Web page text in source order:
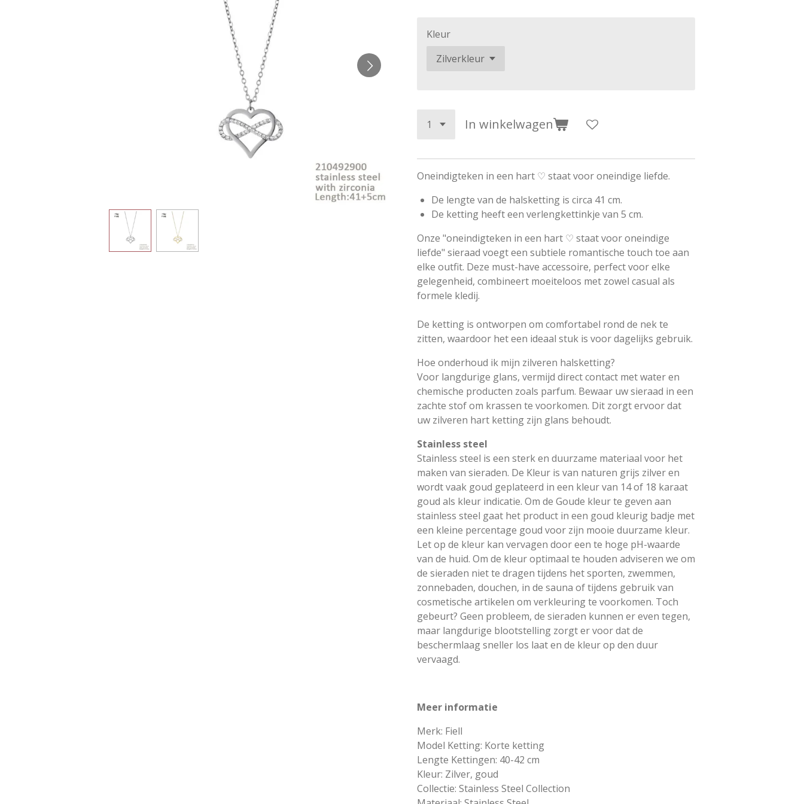
Kleur
In winkelwagen
Oneindigteken in een hart ♡ staat voor oneindige liefde.
De lengte van de halsketting is circa 41 cm.
De ketting heeft een verlengkettinkje van 5 cm.
Onze "oneindigteken in een hart ♡ staat voor oneindige
liefde" sieraad voegt een subtiele romantische touch toe aan
elke outfit. Deze must-have accessoire, perfect voor elke
gelegenheid, combineert moeiteloos met zowel casual als
formele kledij.
De ketting is ontworpen om comfortabel rond de nek te
zitten, waardoor het een ideaal stuk is voor dagelijks gebruik.
Hoe onderhoud ik mijn zilveren halsketting?
Voor langdurige glans, vermijd direct contact met water en
chemische producten zoals parfum. Bewaar uw sieraad in een
zachte stof om krassen te voorkomen. Dit zorgt ervoor dat
uw zilveren hart ketting zijn glans behoudt.
Stainless steel
Stainless steel is een sterk en duurzame materiaal voor het
maken van sieraden. De Kleur is van naturen grijs zilver en
wordt vaak goud geplateerd in een kleur van 14 of 18 karaat
goud als kleur indicatie. Om de Goude kleur te geven aan
stainless steel gaat het product in een goud kleurig badje met
een kleine percentage goud voor zijn mooie duurzame kleur.
Let op de kleur kan vervagen door een te hoge pH-waarde
van de huid. Om de kleur optimaal te houden adviseren we om
de sieraden niet te dragen tijdens het sporten, zwemmen,
zonnebaden, douchen, in de sauna of tijdens gebruik van
cosmetische artikelen om verkleuring te voorkomen. Toch
gebeurt? Geen probleem, de sieraden kunnen er even tegen,
maar langdurige blootstelling zorgt er voor dat de
beschermlaag sneller los laat en de kleur op den duur
vervaagd.
Meer informatie
Merk: Fiell
Model Ketting: Korte ketting
Lengte Kettingen: 40-42 cm
Kleur: Zilver, goud
Collectie: Stainless Steel Collection